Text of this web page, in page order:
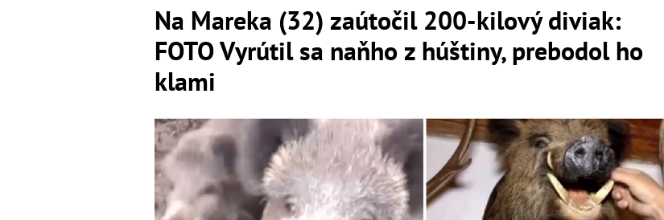
Na Mareka (32) zaútočil 200-kilový diviak:
FOTO Vyrútil sa naňho z húštiny, prebodol ho
klami